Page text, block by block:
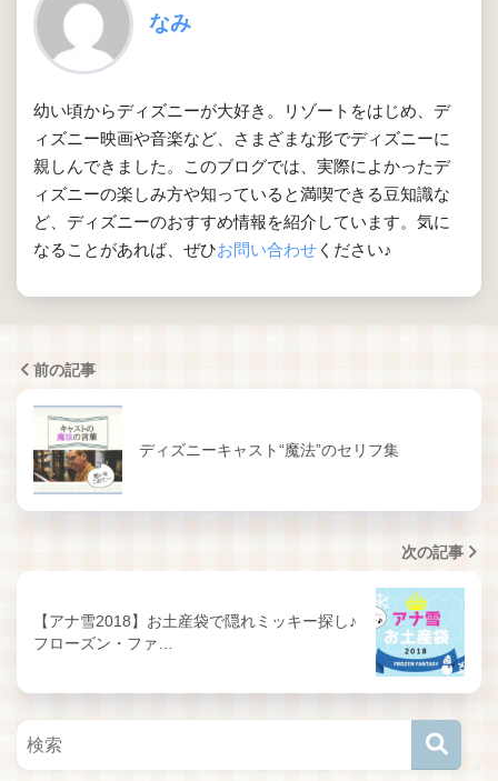
なみ
幼い頃からディズニーが大好き。リゾートをはじめ、デ
ィズニー映画や音楽など、さまざまな形でディズニーに
親しんできました。このブログでは、実際によかったデ
ィズニーの楽しみ方や知っていると満喫できる豆知識な
ど、ディズニーのおすすめ情報を紹介しています。気に
なることがあれば、ぜひお問い合わせ ください♪
前の記事
ディズニーキャスト“魔法”のセリフ集
次の記事
【アナ雪2018】お土産袋で隠れミッキー探し♪
フローズン・ファ…